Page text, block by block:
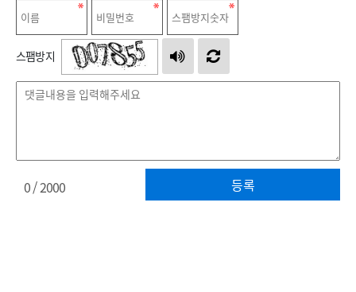
스팸방지
등록
0/ 2000